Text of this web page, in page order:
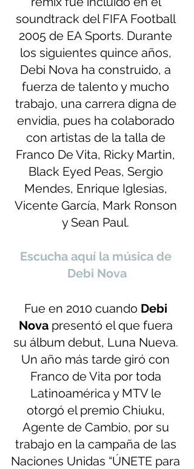
soundtrack del FIFA Football
2005 de EA Sports. Durante
los siguientes quince años,
Debi Nova ha construido, a
fuerza de talento y mucho
trabajo, una carrera digna de
envidia, pues ha colaborado
con artistas de la talla de
Franco De Vita, Ricky Martin,
Black Eyed Peas, Sergio
Mendes, Enrique Iglesias,
Vicente García, Mark Ronson
y Sean Paul.
Escucha aquí la música de
Debi Nova
Fue en 2010 cuando Debi
Nova presentó el que fuera
su álbum debut, Luna Nueva.
Un año más tarde giró con
Franco de Vita por toda
Latinoamérica y MTV le
otorgó el premio Chiuku,
Agente de Cambio, por su
trabajo en la campaña de las
Naciones Unidas “ÚNETE para